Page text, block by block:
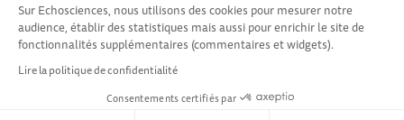
Sur Echosciences, nous utilisons des cookies pour mesurer notre
audience, établir des statistiques mais aussi pour enrichir le site de
fonctionnalités supplémentaires (commentaires et widgets).
Lire la politique de confidentialité
Consentements certifiés par
sciences et de technologies du territoire. Propulsé par
Centre•Sciences/ Contact : echosciences@centre-
sciences.fr
Mentions légales|Politique de confidentialité